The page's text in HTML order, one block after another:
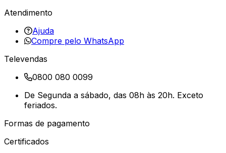
Atendimento
Ajuda
Compre pelo WhatsApp
Televendas
0800 080 0099
De Segunda a sábado, das 08h às 20h. Exceto
feriados.
Formas de pagamento
Certificados